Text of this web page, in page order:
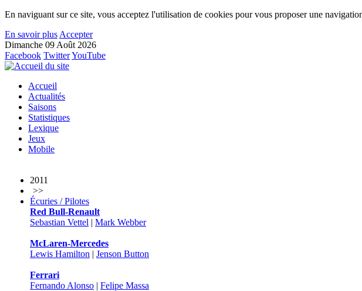
En naviguant sur ce site, vous acceptez l'utilisation de cookies pour vous proposer une
En savoir plus Accepter
Dimanche 09 Août 2026
Facebook TwitterYouTube
Accueil
Actualités
Saisons
Statistiques
Lexique
Jeux
Mobile
2011
>>
Écuries / Pilotes
Red Bull-Renault
Sebastian Vettel | Mark Webber
McLaren-Mercedes
Lewis Hamilton | Jenson Button
Ferrari
Fernando Alonso | Felipe Massa